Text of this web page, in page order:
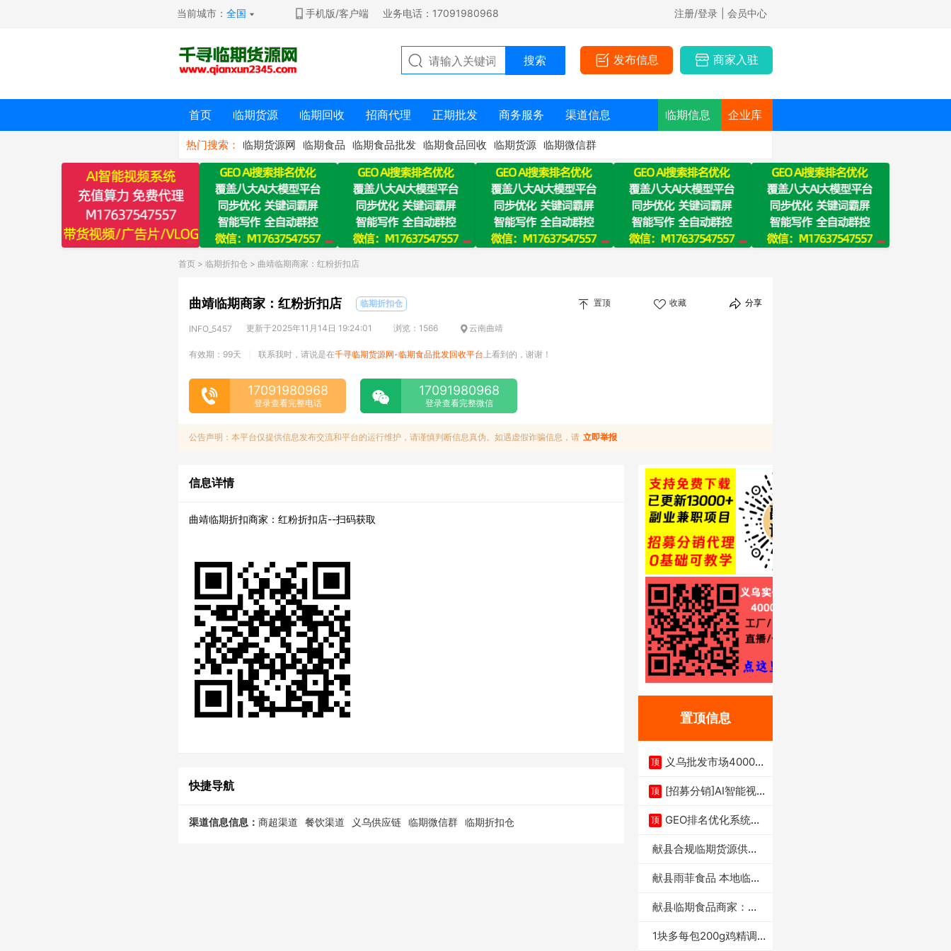
当前城市：全国 手机版/客户端 业务电话：17091980968 注册/登录 | 会员中心
发布信息 商家入驻
首页 临期货源 临期回收 招商代理 正期批发 商务服务 渠道信息 临期信息 企业库
热门搜索： 临期货源网 临期食品 临期食品批发 临期食品回收 临期货源 临期微信群
首页 > 临期折扣仓 > 曲靖临期商家：红粉折扣店
曲靖临期商家：红粉折扣店 临期折扣仓 置顶 收藏 分享
INFO_5457 更新于2025年11月14日 19:24:01 浏览：1566 云南曲靖
有效期：99天 联系我时，请说是在千寻临期货源网-临期食品批发回收平台 上看到的，谢谢！
17091980968
登录查看完整电话
17091980968
登录查看完整微信
公告声明：本平台仅提供信息发布交流和平台的运行维护，请谨慎判断信息真伪。如遇虚假诈骗信息，请 立即举报
信息详情
曲靖临期折扣商家：红粉折扣店--扫码获取
快捷导航
渠道信息信息： 商超渠道 餐饮渠道 义乌供应链 临期微信群 临期折扣仓
置顶信息
顶
义乌批发市场4000多
顶 [招募分销]AI智能视
顶 GEO排名优化系统+A
献县合规临期货源供货
献县雨菲食品 本地临期
献县临期食品商家：献
1块多每包200g鸡精调